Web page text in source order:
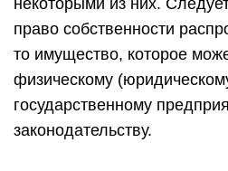
некоторыми из них.
право собственности
то имущество, которое
физическому
государственному
законодательству.